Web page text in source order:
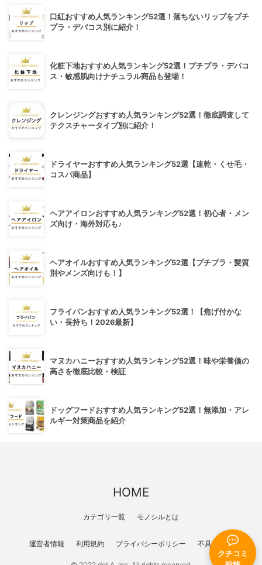
クチコミ
口紅おすすめ人気ランキング52選！落ちないリップをプチ
プラ・デパコス別に紹介！
化粧下地おすすめ人気ランキング52選！プチプラ・デパコ
ス・敏感肌向けナチュラル商品も登場！
クレンジングおすすめ人気ランキング52選！徹底調査して
テクスチャータイプ別に紹介！
ドライヤーおすすめ人気ランキング52選【速乾・くせ毛・
コスパ商品】
ヘアアイロンおすすめ人気ランキング52選！初心者・メン
ズ向け・海外対応も♪
ヘアオイルおすすめ人気ランキング52選【プチプラ・髪質
別やメンズ向けも！】
フライパンおすすめ人気ランキング52選！【焦げ付かな
い・長持ち！2026最新】
マヌカハニーおすすめ人気ランキング52選！味や栄養価の
高さを徹底比較・検証
ドッグフードおすすめ人気ランキング52選！無添加・アレ
ルギー対策商品を紹介
HOME
カテゴリ一覧 モノシルとは
運営者情報 利用規約 プライバシーポリシー 不具合報告